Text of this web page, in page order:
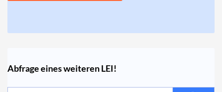
Abfrage eines weiteren LEI!